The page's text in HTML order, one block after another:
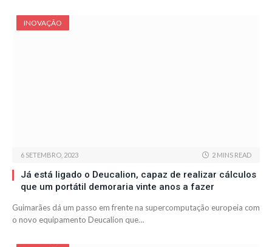
INOVAÇÃO
6 SETEMBRO, 2023 2 MINS READ
Já está ligado o Deucalion, capaz de realizar cálculos
que um portátil demoraria vinte anos a fazer
Guimarães dá um passo em frente na supercomputação europeia com
o novo equipamento Deucalion que…